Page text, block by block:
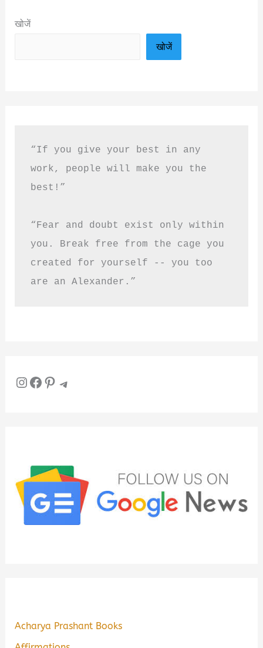
खोजें
खोजें
“If you give your best in any
work, people will make you the
best!”
“Fear and doubt exist only within
you. Break free from the cage you
created for yourself -- you too
are an Alexander.”
InstagramFacebook Pinterest Telegram
Acharya Prashant Books